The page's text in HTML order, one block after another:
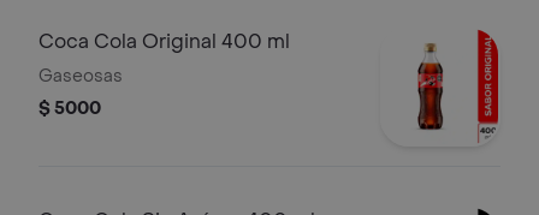
Coca Cola Original 400 ml
Gaseosas
$ 5000